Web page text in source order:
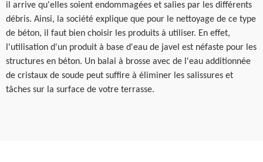
il arrive qu'elles soient endommagées et salies par les différents
débris. Ainsi, la société explique que pour le nettoyage de ce type
de béton, il faut bien choisir les produits à utiliser. En effet,
l'utilisation d'un produit à base d'eau de javel est néfaste pour les
structures en béton. Un balai à brosse avec de l'eau additionnée
de cristaux de soude peut suffire à éliminer les salissures et
tâches sur la surface de votre terrasse.